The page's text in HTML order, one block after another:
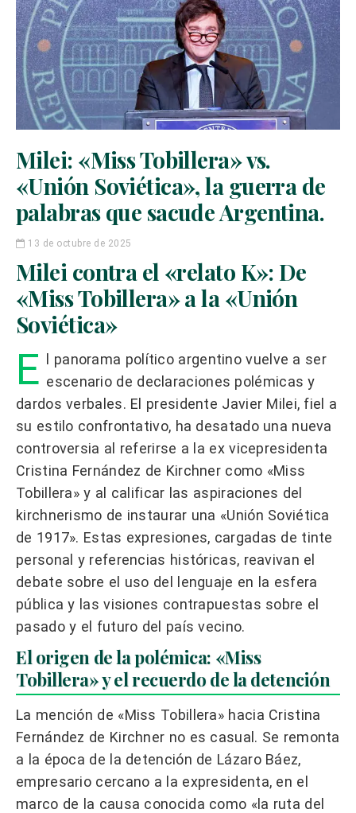
Milei: «Miss Tobillera» vs.
«Unión Soviética», la guerra de
palabras que sacude Argentina.
13 de octubre de 2025
Milei contra el «relato K»: De
«Miss Tobillera» a la «Unión
Soviética»
E
l panorama político argentino vuelve a ser
escenario de declaraciones polémicas y
dardos verbales. El presidente Javier Milei, fiel a
su estilo confrontativo, ha desatado una nueva
controversia al referirse a la ex vicepresidenta
Cristina Fernández de Kirchner como «Miss
Tobillera» y al calificar las aspiraciones del
kirchnerismo de instaurar una «Unión Soviética
de 1917». Estas expresiones, cargadas de tinte
personal y referencias históricas, reavivan el
debate sobre el uso del lenguaje en la esfera
pública y las visiones contrapuestas sobre el
pasado y el futuro del país vecino.
El origen de la polémica: «Miss
Tobillera» y el recuerdo de la detención
La mención de «Miss Tobillera» hacia Cristina
Fernández de Kirchner no es casual. Se remonta
a la época de la detención de Lázaro Báez,
empresario cercano a la expresidenta, en el
marco de la causa conocida como «la ruta del